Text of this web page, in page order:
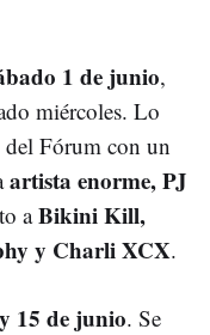
1 de junio,
miércoles. Lo
del Fórum con un
artista enorme, PJ
aBikini Kill,
y Charli XCX.
15 de junio. Se